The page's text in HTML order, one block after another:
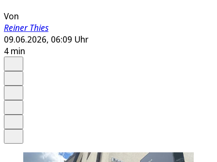
Von
Reiner Thies
09.06.2026, 06:09 Uhr
4 min